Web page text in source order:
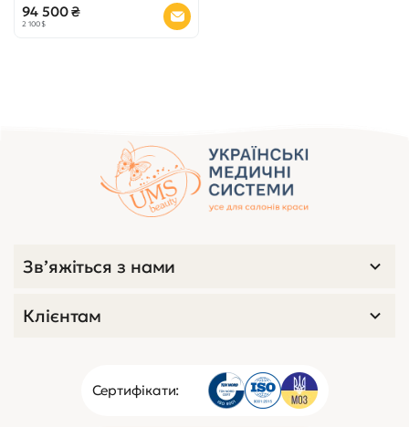
94 500 ₴
2 100 $
Сертифікати:
Зв’яжіться з нами
Клієнтам